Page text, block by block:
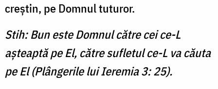
creștin, pe Domnul tuturor.
Stih: Bun este Domnul către cei ce-L
așteaptă pe El, către sufletul ce-L va căuta
pe El (Plângerile lui Ieremia 3: 25).